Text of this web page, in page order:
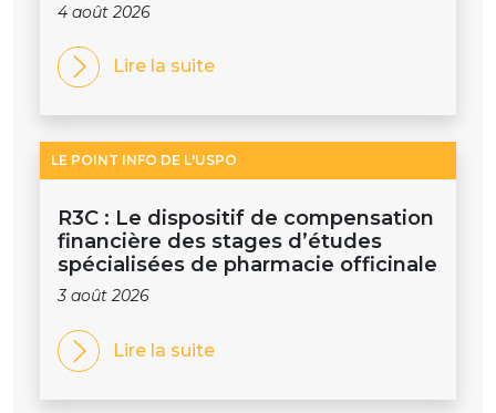
4 août 2026
Lire la suite
LE POINT INFO DE L'USPO
R3C : Le dispositif de compensation
financière des stages d’études
spécialisées de pharmacie officinale
3 août 2026
Lire la suite